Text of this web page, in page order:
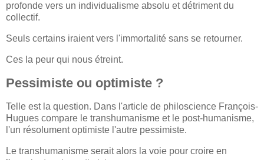
profonde vers un individualisme absolu et détriment du
collectif.
Seuls certains iraient vers l'immortalité sans se retourner.
Ces la peur qui nous étreint.
Pessimiste ou optimiste ?
Telle est la question. Dans l'article de philoscience François-
Hugues compare le transhumanisme et le post-humanisme,
l'un résolument optimiste l'autre pessimiste.
Le transhumanisme serait alors la voie pour croire en